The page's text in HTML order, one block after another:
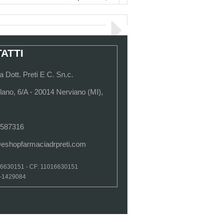
in gravidanza solo nei casi di
nel dotto auricolare tenendo la
terapeutica, si raccomanda di non
a neomicina base 0,375 g);
degli eccipienti, vedere paragrafo
Dott. Preti E C. Sn.c.
6/A - 20014 Nerviano (MI),
- CF: 11016630151
1429084